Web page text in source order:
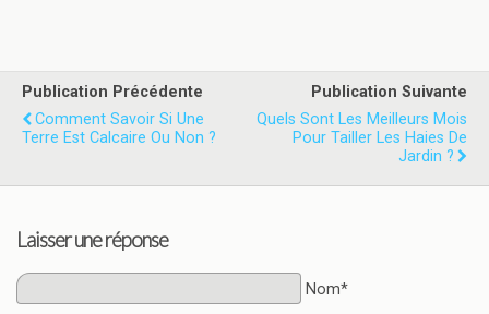
Publication Précédente
Comment Savoir Si Une
Terre Est Calcaire Ou Non ?
Publication Suivante
Quels Sont Les Meilleurs Mois
Pour Tailler Les Haies De
Jardin ?
Laisser une réponse
Nom*